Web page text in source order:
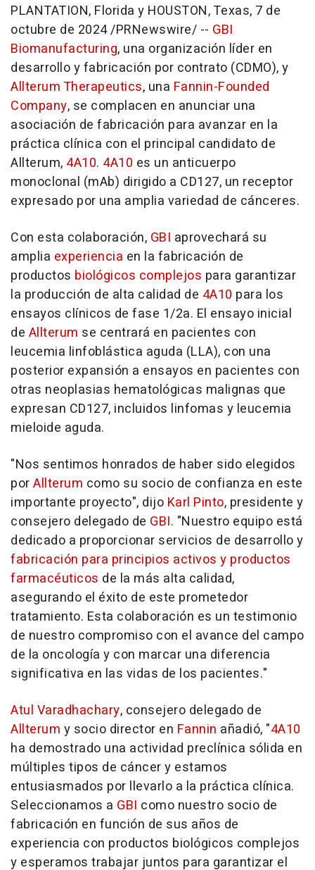
PLANTATION, Florida y HOUSTON, Texas, 7 de
octubre de 2024/PRNewswire/ -- GBI
Biomanufacturing, una organización líder en
desarrollo y fabricación por contrato (CDMO), y
Allterum Therapeutics, una Fannin-Founded
Company, se complacen en anunciar una
asociación de fabricación para avanzar en la
práctica clínica con el principal candidato de
Allterum, 4A10. 4A10 es un anticuerpo
monoclonal (mAb) dirigido a CD127, un receptor
expresado por una amplia variedad de cánceres.
Con esta colaboración, GBI aprovechará su
amplia experiencia en la fabricación de
productos biológicos complejos para garantizar
la producción de alta calidad de 4A10 para los
ensayos clínicos de fase 1/2a. El ensayo inicial
de Allterum se centrará en pacientes con
leucemia linfoblástica aguda (LLA), con una
posterior expansión a ensayos en pacientes con
otras neoplasias hematológicas malignas que
expresan CD127, incluidos linfomas y leucemia
mieloide aguda.
"Nos sentimos honrados de haber sido elegidos
porAllterum como su socio de confianza en este
importante proyecto", dijo Karl Pinto, presidente y
consejero delegado de GBI. "Nuestro equipo está
dedicado a proporcionar servicios de desarrollo y
fabricación para principios activos y productos
farmacéuticos de la más alta calidad,
asegurando el éxito de este prometedor
tratamiento. Esta colaboración es un testimonio
de nuestro compromiso con el avance del campo
de la oncología y con marcar una diferencia
significativa en las vidas de los pacientes."
Atul Varadhachary, consejero delegado de
Allterum y socio director en Fannin añadió, "4A10
ha demostrado una actividad preclínica sólida en
múltiples tipos de cáncer y estamos
entusiasmados por llevarlo a la práctica clínica.
Seleccionamos a GBI como nuestro socio de
fabricación en función de sus años de
experiencia con productos biológicos complejos
y esperamos trabajar juntos para garantizar el